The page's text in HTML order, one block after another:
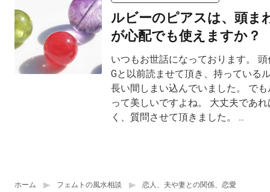
ホーム フェムトの風水相談 恋人、夫や妻との関係、恋愛
ルビーのピアスは、頭ま
が心配でも使えますか？
いつもお世話になっております。
Gと以前読ませて頂き、持っている
長い間しまい込んでいました。 で
って美しいですよね。 大丈夫であ
く、質問させて頂きました。 ...